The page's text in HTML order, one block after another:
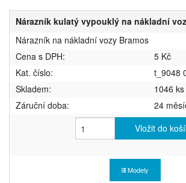
Nárazník kulatý vypouklý na nákladní
Nárazník na nákladní vozy Bramos
Cena s DPH:
5 Kč
Kat. číslo:
t_9048
Skladem:
1046 ks
Záruční doba:
24
Vložit do
Modely